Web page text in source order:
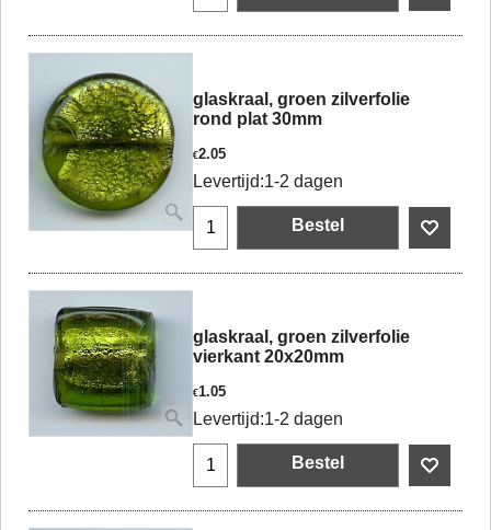
glaskraal, groen zilverfolie
rond plat 30mm
€2.05
Levertijd:1-2 dagen
Bestel
glaskraal, groen zilverfolie
vierkant 20x20mm
€1.05
Levertijd:1-2 dagen
Bestel